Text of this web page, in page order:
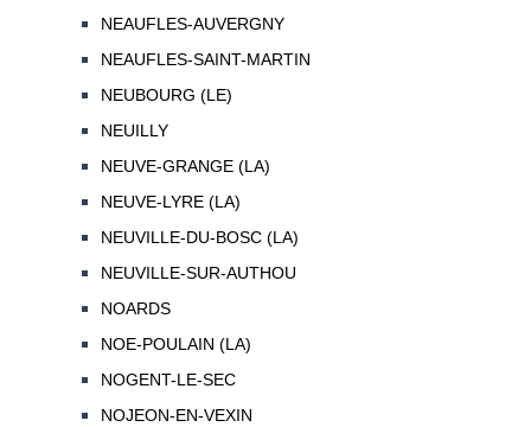
NEAUFLES-AUVERGNY
NEAUFLES-SAINT-MARTIN
NEUBOURG (LE)
NEUILLY
NEUVE-GRANGE (LA)
NEUVE-LYRE (LA)
NEUVILLE-DU-BOSC (LA)
NEUVILLE-SUR-AUTHOU
NOARDS
NOE-POULAIN (LA)
NOGENT-LE-SEC
NOJEON-EN-VEXIN